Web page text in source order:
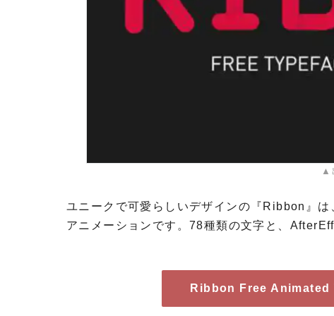
▲
ユニークで可愛らしいデザインの『Ribbon』は
アニメーションです。78種類の文字と、
Ribbon Free Animated